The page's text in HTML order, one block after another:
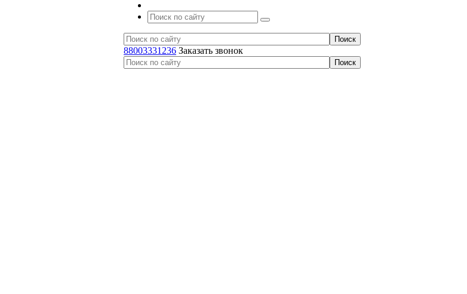
88003331236 Заказать звонок